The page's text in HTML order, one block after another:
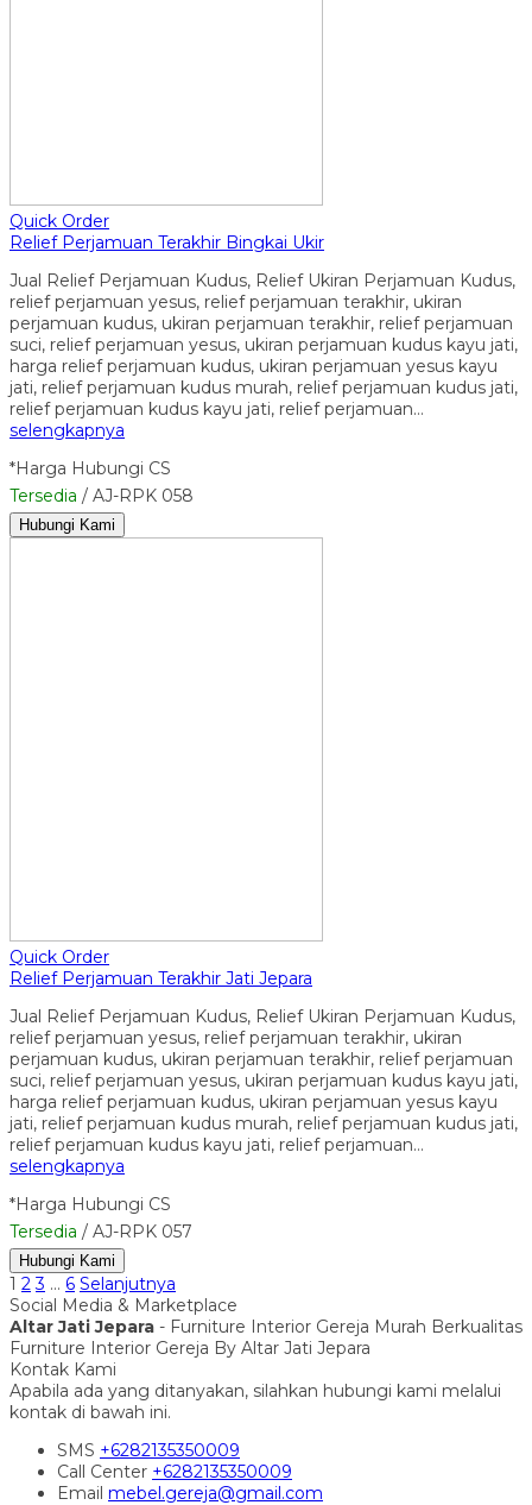
Quick Order
Relief Perjamuan Terakhir Bingkai Ukir
Jual Relief Perjamuan Kudus, Relief Ukiran Perjamuan Kudus,
relief perjamuan yesus, relief perjamuan terakhir, ukiran
perjamuan kudus, ukiran perjamuan terakhir, relief perjamuan
suci, relief perjamuan yesus, ukiran perjamuan kudus kayu jati,
harga relief perjamuan kudus, ukiran perjamuan yesus kayu
jati, relief perjamuan kudus murah, relief perjamuan kudus jati,
relief perjamuan kudus kayu jati, relief perjamuan…
selengkapnya
*Harga Hubungi CS
Tersedia / AJ-RPK 058
Hubungi Kami
Quick Order
Relief Perjamuan Terakhir Jati Jepara
Jual Relief Perjamuan Kudus, Relief Ukiran Perjamuan Kudus,
relief perjamuan yesus, relief perjamuan terakhir, ukiran
perjamuan kudus, ukiran perjamuan terakhir, relief perjamuan
suci, relief perjamuan yesus, ukiran perjamuan kudus kayu jati,
harga relief perjamuan kudus, ukiran perjamuan yesus kayu
jati, relief perjamuan kudus murah, relief perjamuan kudus jati,
relief perjamuan kudus kayu jati, relief perjamuan…
selengkapnya
*Harga Hubungi CS
Tersedia / AJ-RPK 057
Hubungi Kami
1 2 3 … 6 Selanjutnya
Social Media & Marketplace
Altar Jati Jepara - Furniture Interior Gereja Murah Berkualitas
Furniture Interior Gereja By Altar Jati Jepara
Kontak Kami
Apabila ada yang ditanyakan, silahkan hubungi kami melalui
kontak di bawah ini.
SMS +6282135350009
Call Center +6282135350009
Email mebel.gereja@gmail.com